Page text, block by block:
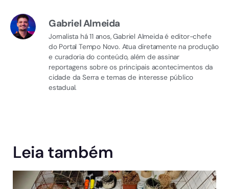
Gabriel Almeida
Jornalista há 11 anos, Gabriel Almeida é editor-chefe
do Portal Tempo Novo. Atua diretamente na produção
e curadoria do conteúdo, além de assinar
reportagens sobre os principais acontecimentos da
cidade da Serra e temas de interesse público
estadual.
Leia também